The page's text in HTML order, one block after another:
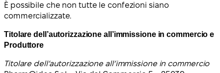
È possibile che non tutte le confezioni siano
commercializzate.
Titolare dell’autorizzazione all’immissione in commercio e
Produttore
Titolare dell’autorizzazione all’immissione in commercio